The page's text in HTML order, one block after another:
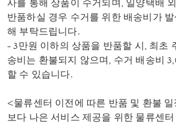
사를 통해 상품이 수거되며, 일양택배
반품하실 경우 수거를 위한 배송비가
해 부탁드립니다.
- 3만원 이하의 상품을 반품할 시, 최초
송비는 환불되지 않으며, 수거 배송비
할 수 있습니다.
<물류센터 이전에 따른 반품 및 환불
보다 나은 서비스 제공을 위한 물류센